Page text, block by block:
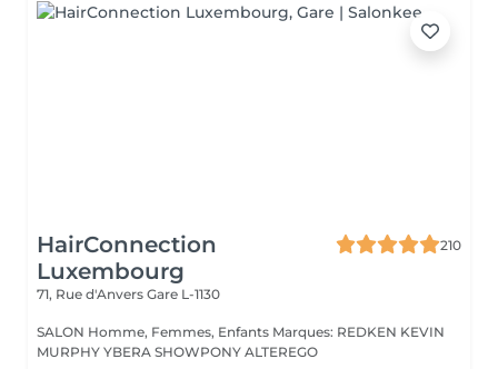
HairConnection
Luxembourg
210
71, Rue d'Anvers Gare L-1130
SALON Homme, Femmes, Enfants Marques: REDKEN KEVIN
MURPHY YBERA SHOWPONY ALTEREGO